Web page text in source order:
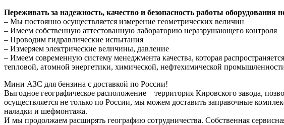
Переживать за надежность, качество и безопасность работы оборудования
– Мы постоянно осуществляется измерение геометрических величин
– Имеем собственную аттестованную лабораторию неразрушающего контроля
– Проводим гидравлические испытания
– Измеряем электрические величины, давление
– Имеем современную систему менеджмента качества, которая
тепловой, атомной энергетики, химической, нефтехимической
Мини АЗС для бензина с доставкой по России!
Выгодное географическое расположение – территория Кировского завода,
осуществляется не только по России, мы можем доставить заправочные
наладки и шефмонтажа.
И мы продолжаем расширять географию сотрудничества. Собственная